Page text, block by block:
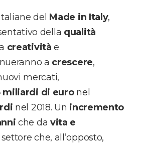
del Made in Italy,
della qualità
creativitàe
a crescere,
mercati,
miliardi di euro nel
nel 2018. Un incremento
che da vita e
che, all’opposto,